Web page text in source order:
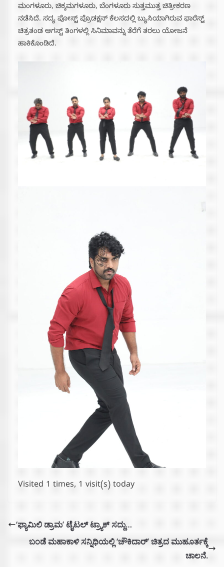
ಮಂಗಳೂರು, ಚಿಕ್ಕಮಗಳೂರು, ಬೆಂಗಳೂರು ಸುತ್ತಮುತ್ತ ಚಿತ್ರೀಕರಣ
ನಡೆಸಿದೆ. ಸದ್ಯ ಪೋಸ್ಟ್ ಪ್ರೊಡಕ್ಷನ್ ಕೆಲಸದಲ್ಲಿ ಬ್ಯುಸಿಯಾಗಿರುವ ಫಾರೆಸ್ಟ್
ಚಿತ್ರತಂಡ ಆಗಸ್ಟ್ ತಿಂಗಳಲ್ಲಿ ಸಿನಿಮಾವನ್ನು ತೆರೆಗೆ ತರಲು ಯೋಜನೆ
ಹಾಕಿಕೊಂಡಿದೆ.
Visited 1 times, 1 visit(s) today
‘ಫ್ಯಾಮಿಲಿ ಡ್ರಾಮ’ ಟೈಟಲ್ ಟ್ರ್ಯಾಕ್ ಸದ್ದು…
ಬಂಡೆ ಮಹಾಕಾಳಿ ಸನ್ನಿಧಿಯಲ್ಲಿ ‘ಚೌಕಿದಾರ್’ ಚಿತ್ರದ ಮುಹೂರ್ತಕ್ಕೆ
ಚಾಲನೆ.